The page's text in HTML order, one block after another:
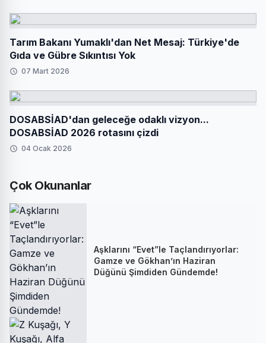
Tarım Bakanı Yumaklı'dan Net Mesaj: Türkiye'de
Gıda ve Gübre Sıkıntısı Yok
07 Mart 2026
DOSABSİAD'dan geleceğe odaklı vizyon...
DOSABSİAD 2026 rotasını çizdi
04 Ocak 2026
Çok Okunanlar
Aşklarını “Evet”le Taçlandırıyorlar:
Gamze ve Gökhan’ın Haziran
Düğünü Şimdiden Gündemde!